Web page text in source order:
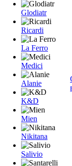
Glodiatr
Ricardi
La Ferro
Medici
Alanie
K&D
Mien
Nikitana
Salivio